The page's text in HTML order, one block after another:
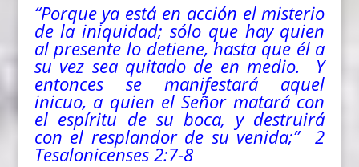
“Porque ya está en acción el misterio
de la iniquidad; sólo que hay quien
al presente lo detiene, hasta que él a
su vez sea quitado de en medio. Y
entonces se manifestará aquel
inicuo, a quien el Señor matará con
el espíritu de su boca, y destruirá
con el resplandor de su venida;” 2
Tesalonicenses 2:7-8